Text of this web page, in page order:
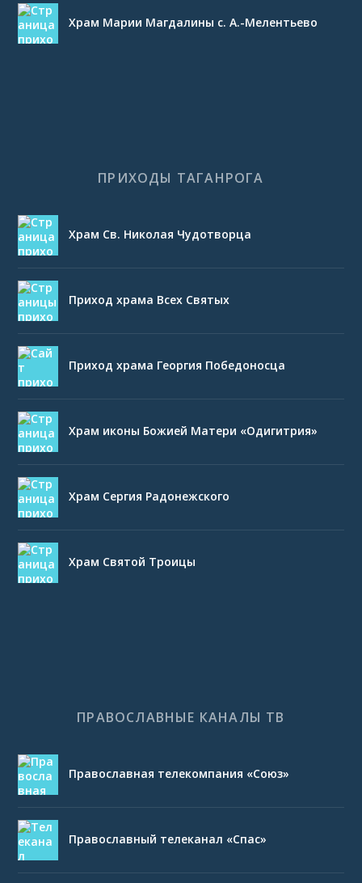
Храм Марии Магдалины с. А.-Мелентьево
ПРИХОДЫ ТАГАНРОГА
Храм Св. Николая Чудотворца
Приход храма Всех Святых
Приход храма Георгия Победоносца
Храм иконы Божией Матери «Одигитрия»
Храм Сергия Радонежского
Храм Святой Троицы
ПРАВОСЛАВНЫЕ КАНАЛЫ ТВ
Православная телекомпания «Союз»
Православный телеканал «Спас»